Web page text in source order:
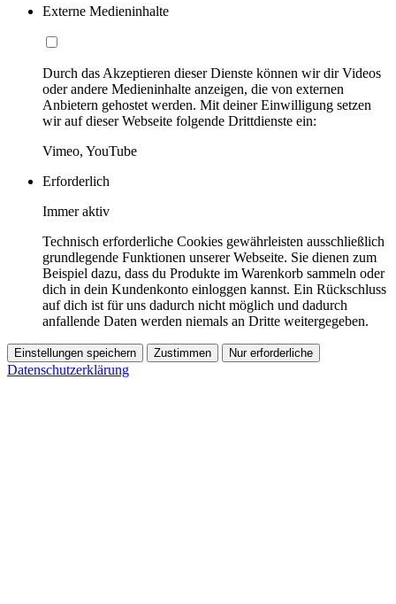
Externe Medieninhalte
Durch das Akzeptieren dieser Dienste können wir dir Videos
oder andere Medieninhalte anzeigen, die von externen
Anbietern gehostet werden. Mit deiner Einwilligung setzen
wir auf dieser Webseite folgende Drittdienste ein:
Vimeo, YouTube
Erforderlich
Immer aktiv
Technisch erforderliche Cookies gewährleisten ausschließlich
grundlegende Funktionen unserer Webseite. Sie dienen zum
Beispiel dazu, dass du Produkte im Warenkorb sammeln oder
dich in dein Kundenkonto einloggen kannst. Ein Rückschluss
auf dich ist für uns dadurch nicht möglich und dadurch
anfallende Daten werden niemals an Dritte weitergegeben.
Einstellungen speichern Zustimmen Nur erforderliche
Datenschutzerklärung